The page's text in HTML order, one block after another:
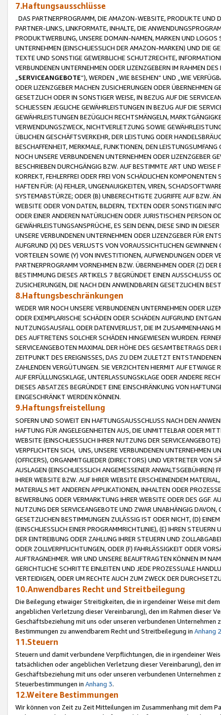
7.Haftungsausschlüsse
DAS PARTNERPROGRAMM, DIE AMAZON-WEBSITE, PRODUKTE UND
PARTNER-LINKS, LINKFORMATE, INHALTE, DIE
PRODUKTWERBUNG, UNSERE DOMAIN-NAMEN, MARKEN UND
UNTERNEHMEN (EINSCHLIESSLICH DER AMAZON-MARKEN) UND DIE
TEXTE UND SONSTIGE GEWERBLICHE SCHUTZRECHTE,
VERBUNDENEN UNTERNEHMEN ODER LIZENZGEBERN IM RAHMEN
SERVICEANGEBOTE“), WERDEN „WIE BESEHEN“ UND „WIE
ODER LIZENZGEBER MACHEN ZUSICHERUNGEN ODER ÜBERNEHMEN
GESETZLICH ODER IN SONSTIGER WEISE, IN BEZUG AUF DIE
SCHLIESSEN JEGLICHE GEWÄHRLEISTUNGEN IN BEZUG AUF DIE
GEWÄHRLEISTUNGEN BEZÜGLICH RECHTSMÄNGELN,
VERWENDUNGSZWECK, NICHTVERLETZUNG SOWIE
ÜBLICHEN GESCHÄFTSVERKEHR, DER LEISTUNG ODER
BESCHAFFENHEIT, MERKMALE, FUNKTIONEN, DEN
NOCH UNSERE VERBUNDENEN UNTERNEHMEN ODER LIZENZGEBER
BESCHRIEBEN DURCHGÄNGIG BZW. AUF BESTIMMTE ART UND
KORREKT, FEHLERFREI ODER FREI VON SCHÄDLICHEN
HAFTEN FÜR: (A) FEHLER, UNGENAUIGKEITEN, VIREN,
SYSTEMABSTÜRZE; ODER (B) UNBERECHTIGTE ZUGRIFFE AUF BZW.
WEBSITE ODER VON DATEN, BILDERN, TEXTEN ODER SONSTIGEN
ODER EINER ANDEREN NATÜRLICHEN ODER JURISTISCHEN PERSON
GEWÄHRLEISTUNGSANSPRÜCHE, ES SEIN DENN, DIESE SIND IN
UNSERE VERBUNDENEN UNTERNEHMEN ODER LIZENZGEBER FÜR
AUFGRUND (X) DES VERLUSTS VON VORAUSSICHTLICHEN
VORTEILEN SOWIE (Y) VON INVESTITIONEN, AUFWENDUNGEN ODER
PARTNERPROGRAMM VORNEHMEN BZW. ÜBERNEHMEN ODER (Z)
BESTIMMUNG DIESES ARTIKELS 7 BEGRÜNDET EINEN AUSSCHLUSS
ZUSICHERUNGEN, DIE NACH DEN ANWENDBAREN GESETZLICHEN
8.Haftungsbeschränkungen
WEDER WIR NOCH UNSERE VERBUNDENEN UNTERNEHMEN ODER
ODER EXEMPLARISCHE SCHÄDEN ODER SCHÄDEN AUFGRUND
NUTZUNGSAUSFALL ODER DATENVERLUST, DIE IM ZUSAMMENHANG
DES AUFTRETENS SOLCHER SCHÄDEN HINGEWIESEN WURDEN.
SERVICEANGEBOTEN MAXIMAL DER HÖHE DES GESAMTBETRAGS
ZEITPUNKT DES EREIGNISSES, DAS ZU DEM ZULETZT
ZAHLENDEN VERGÜTUNGEN. SIE VERZICHTEN HIERMIT AUF
AUF ERFÜLLUNGSKLAGE, UNTERLASSUNGSKLAGE ODER ANDERE
DIESES ABSATZES BEGRÜNDET EINE EINSCHRÄNKUNG VON
EINGESCHRÄNKT WERDEN KÖNNEN.
9.Haftungsfreistellung
SOFERN UND SOWEIT EIN HAFTUNGSAUSSCHLUSS NACH DEN
HAFTUNG FÜR ANGELEGENHEITEN AUS, DIE UNMITTELBAR ODER
WEBSITE (EINSCHLIESSLICH IHRER NUTZUNG DER
VERPFLICHTEN SICH, UNS, UNSERE VERBUNDENEN UNTERNEHMEN
(OFFICERS), ORGANMITGLIEDER (DIRECTORS) UND VERTRETER VON
AUSLAGEN (EINSCHLIESSLICH ANGEMESSENER
IHRER WEBSITE BZW. AUF IHRER WEBSITE ERSCHEINENDEM
MATERIALS MIT ANDEREN APPLIKATIONEN, INHALTEN ODER
BEWERBUNG ODER VERMARKTUNG IHRER WEBSITE ODER DES GGF.
NUTZUNG DER SERVICEANGEBOTE UND ZWAR UNABHÄNGIG
GESETZLICHEN BESTIMMUNGEN ZULÄSSIG IST ODER NICHT, (D)
(EINSCHLIESSLICH EINER PROGRAMMRICHTLINIE), (E) IHREN
DER EINTREIBUNG ODER ZAHLUNG IHRER STEUERN UND
ODER ZOLLVERPFLICHTUNGEN, ODER (F) FAHRLÄSSIGKEIT ODER
AUFTRAGNEHMER. WIR UND UNSERE BEAUFTRAGTEN KÖNNEN IM
GERICHTLICHE SCHRITTE EINLEITEN UND JEDE PROZESSUALE
VERTEIDIGEN, ODER UM RECHTE AUCH ZUM ZWECK DER
10.Anwendbares Recht und Streitbeilegung
Die Beilegung etwaiger Streitigkeiten, die in irgendeiner Weise mit
angeblichen Verletzung dieser Vereinbarung), den im Rahmen dieser
Geschäftsbeziehung mit uns oder unseren verbundenen
Bestimmungen zu anwendbarem Recht und Streitbeilegung in Anhang 2
11.Steuern
Steuern und damit verbundene Verpflichtungen, die in irgendeiner
tatsächlichen oder angeblichen Verletzung dieser Vereinbarung), den
Geschäftsbeziehung mit uns oder unseren verbundenen
Steuerbestimmungen in Anhang 3.
12.Weitere Bestimmungen
Wir können von Zeit zu Zeit Mitteilungen im Zusammenhang mit dem